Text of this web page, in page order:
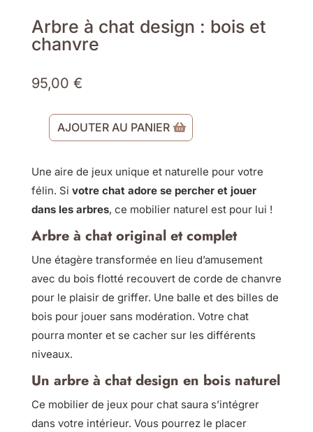
Arbre à chat design : bois et
chanvre
95,00 €
quantité
Arbre
à
chat
design
bois
et
chanvre
AJOUTER AU PANIER
Une aire de jeux unique et naturelle pour votre
félin. Si votre chat adore se percher et jouer
dans les arbres, ce mobilier naturel est pour lui !
Arbre à chat original et complet
Une étagère transformée en lieu d’amusement
avec du bois flotté recouvert de corde de chanvre
pour le plaisir de griffer. Une balle et des billes de
bois pour jouer sans modération. Votre chat
pourra monter et se cacher sur les différents
niveaux.
Un arbre à chat design en bois naturel
Ce mobilier de jeux pour chat saura s’intégrer
dans votre intérieur. Vous pourrez le placer